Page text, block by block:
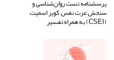
پرسشنامه تست روان‌شناسی و
سنجش عزت نفس کوپر اسمیت
(CSEI) به همراه تفسیر